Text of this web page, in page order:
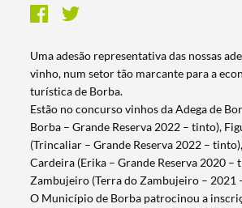
Uma adesão representativa das nossas
vinho, num setor tão marcante para a
turística de Borba.
Estão no concurso vinhos da Adega de
Borba – Grande Reserva 2022 – tinto),
(Trincaliar – Grande Reserva 2022 –
Cardeira (Erika – Grande Reserva 2020 –
Zambujeiro (Terra do Zambujeiro – 2021
O Município de Borba patrocinou a